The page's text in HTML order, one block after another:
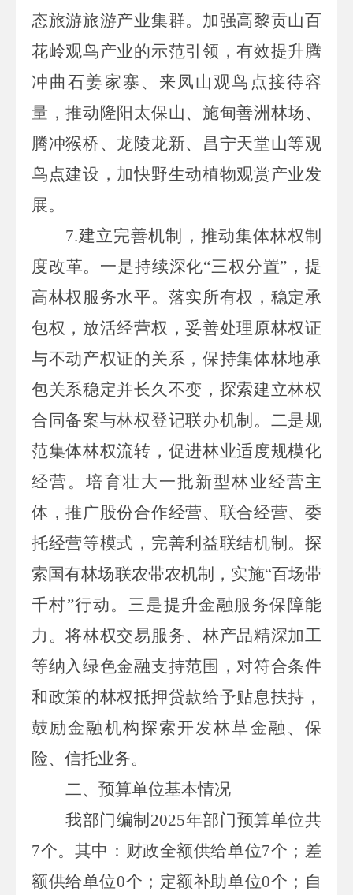
态旅游旅游产业集群。加强高黎贡山百
花岭观鸟产业的示范引领，有效提升腾
冲曲石姜家寨、来凤山观鸟点接待容
量，推动隆阳太保山、施甸善洲林场、
腾冲猴桥、龙陵龙新、昌宁天堂山等观
鸟点建设，加快野生动植物观赏产业发
展。
7.建立完善机制，推动集体林权制
度改革。一是持续深化“三权分置”，提
高林权服务水平。落实所有权，稳定承
包权，放活经营权，妥善处理原林权证
与不动产权证的关系，保持集体林地承
包关系稳定并长久不变，探索建立林权
合同备案与林权登记联办机制。二是规
范集体林权流转，促进林业适度规模化
经营。培育壮大一批新型林业经营主
体，推广股份合作经营、联合经营、委
托经营等模式，完善利益联结机制。探
索国有林场联农带农机制，实施“百场带
千村”行动。三是提升金融服务保障能
力。将林权交易服务、林产品精深加工
等纳入绿色金融支持范围，对符合条件
和政策的林权抵押贷款给予贴息扶持，
鼓励金融机构探索开发林草金融、保
险、信托业务。
二、预算单位基本情况
我部门编制 2025年部门预算单位共
7个。其中：财政全额供给单位7个；差
额供给单位0个；定额补助单位0个；自